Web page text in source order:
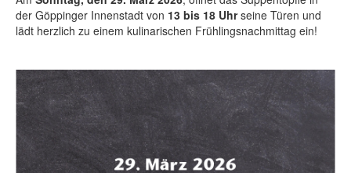
der Göppinger Innenstadt von 13 bis 18 Uhrseine Türen und
lädt herzlich zu einem kulinarischen Frühlingsnachmittag ein!